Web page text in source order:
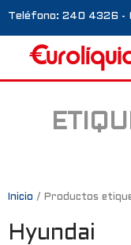
Teléfono: 240 4326 -
Marcas
Blog
Galería
Inicio / Productos
Hyundai